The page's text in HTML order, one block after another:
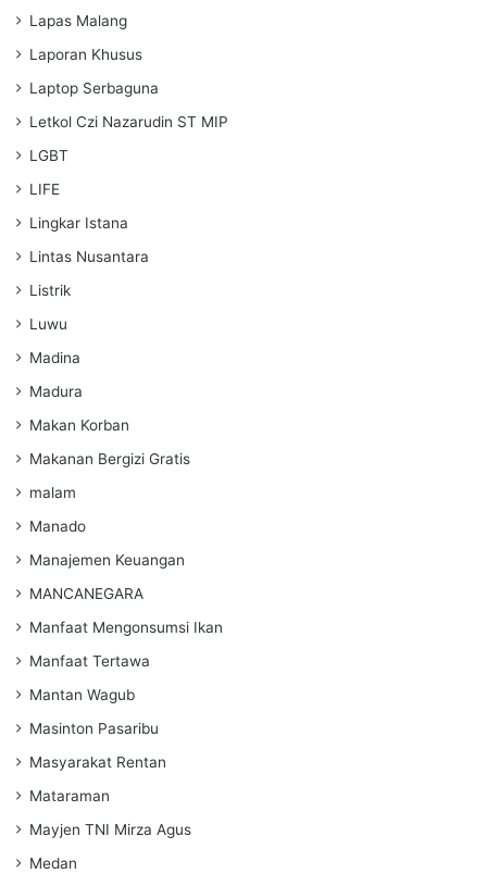
Lapas Malang
Laporan Khusus
Laptop Serbaguna
Letkol Czi Nazarudin ST MIP
LGBT
LIFE
Lingkar Istana
Lintas Nusantara
Listrik
Luwu
Madina
Madura
Makan Korban
Makanan Bergizi Gratis
malam
Manado
Manajemen Keuangan
MANCANEGARA
Manfaat Mengonsumsi Ikan
Manfaat Tertawa
Mantan Wagub
Masinton Pasaribu
Masyarakat Rentan
Mataraman
Mayjen TNI Mirza Agus
Medan